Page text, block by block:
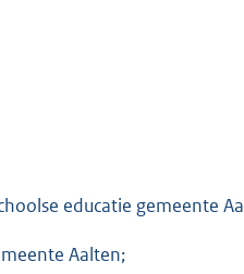
educatie gemeente
Aalten;